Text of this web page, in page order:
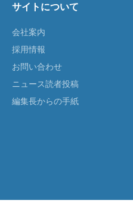
サイトについて
会社案内
採用情報
お問い合わせ
ニュース読者投稿
編集長からの手紙